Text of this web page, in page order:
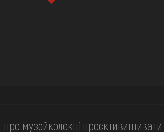
про музейколекціїпроєктивишивати